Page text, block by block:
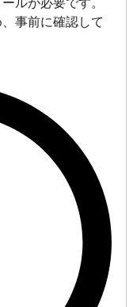
ルが必要です。
事前に確認して